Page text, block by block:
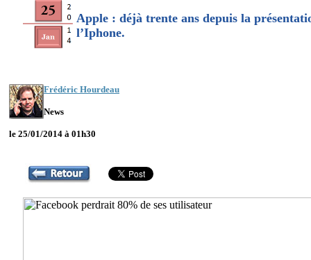
Apple : déjà trente ans depuis la
l’Iphone.
Frédéric Hourdeau
News
le 25/01/2014 à 01h30